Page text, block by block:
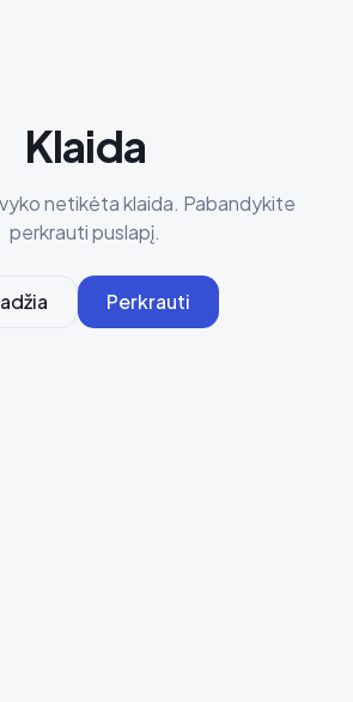
Klaida
netikėta klaida. Pabandykite
perkrauti puslapį.
Perkrauti